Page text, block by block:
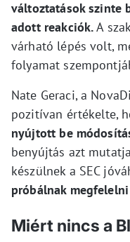
változtatások szinte
adott reakciók.A
várható lépés volt,
folyamat
Nate Geraci, a
pozitívan értékelte,
nyújtott be
benyújtás azt
készülnek a SEC
próbálnak megfelelni
Miért nincs a